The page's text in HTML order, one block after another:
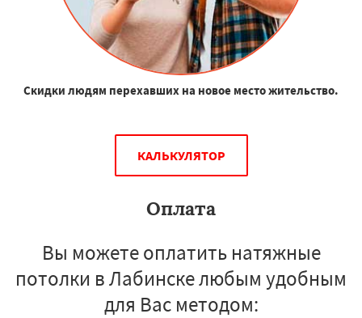
Скидки людям перехавших на новое место жительство.
КАЛЬКУЛЯТОР
Оплата
Вы можете оплатить натяжные
потолки в Лабинске любым удобным
для Вас методом: